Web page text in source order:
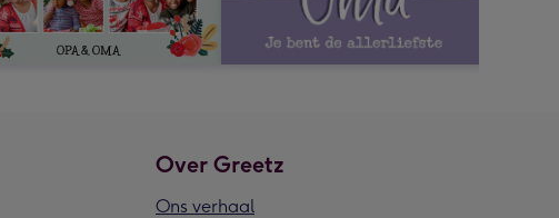
Over Greetz
Ons verhaal